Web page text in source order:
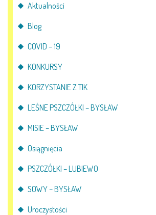
Aktualności
Blog
COVID – 19
KONKURSY
KORZYSTANIE Z TIK
LEŚNE PSZCZÓŁKI – BYSŁAW
MISIE – BYSŁAW
Osiągnięcia
PSZCZÓŁKI – LUBIEWO
SOWY – BYSŁAW
Uroczystości